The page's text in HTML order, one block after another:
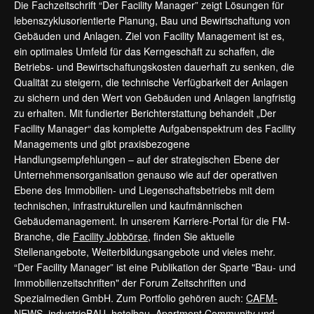
Die Fachzeitschrift “Der Facility Manager” zeigt Lösungen für
lebenszyklusorientierte Planung, Bau und Bewirtschaftung von
Gebäuden und Anlagen. Ziel von Facility Management ist es,
ein optimales Umfeld für das Kerngeschäft zu schaffen, die
Betriebs- und Bewirtschaftungskosten dauerhaft zu senken, die
Qualität zu steigern, die technische Verfügbarkeit der Anlagen
zu sichern und den Wert von Gebäuden und Anlagen langfristig
zu erhalten. Mit fundierter Berichterstattung behandelt „Der
Facility Manager“ das komplette Aufgabenspektrum des Facility
Managements und gibt praxisbezogene
Handlungsempfehlungen – auf der strategischen Ebene der
Unternehmensorganisation genauso wie auf der operativen
Ebene des Immobilien- und Liegenschaftsbetriebs mit dem
technischen, infrastrukturellen und kaufmännischen
Gebäudemanagement. In unserem Karriere-Portal für die FM-
Branche, die Facility Jobbörse, finden Sie aktuelle
Stellenangebote, Weiterbildungsangebote und vieles mehr.
“Der Facility Manager” ist eine Publikation der Sparte "Bau- und
Immobilienzeitschriften" der Forum Zeitschriften und
Spezialmedien GmbH. Zum Portfolio gehören auch: CAFM-